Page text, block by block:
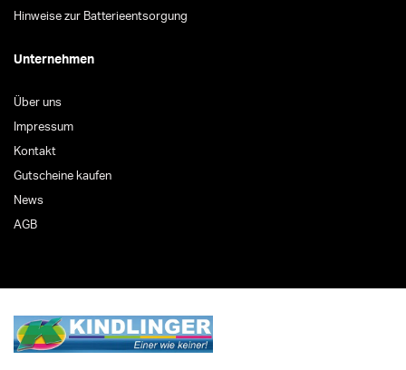
Hinweise zur Batterieentsorgung
Unternehmen
Über uns
Impressum
Kontakt
Gutscheine kaufen
News
AGB